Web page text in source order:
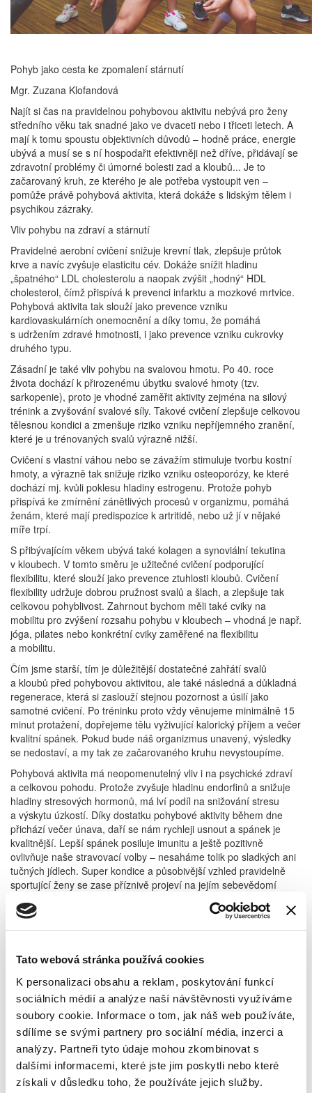
Tato webová stránka používá cookies
K personalizaci obsahu a reklam, poskytování funkcí
sociálních médií a analýze naší návštěvnosti využíváme
soubory cookie. Informace o tom, jak náš web používáte,
sdílíme se svými partnery pro sociální média, inzerci a
analýzy. Partneři tyto údaje mohou zkombinovat s
dalšími informacemi, které jste jim poskytli nebo které
získali v důsledku toho, že používáte jejich služby.
Pohyb jako cesta ke zpomalení stárnutí
Mgr. Zuzana Klofandová
Najít si čas na pravidelnou pohybovou aktivitu nebývá pro ženy
středního věku tak snadné jako ve dvaceti nebo i třiceti letech. A
mají k tomu spoustu objektivních důvodů – hodně práce, energie
ubývá a musí se s ní hospodařit efektivněji než dříve, přidávají se
zdravotní problémy či úmorné bolesti zad a kloubů... Je to
začarovaný kruh, ze kterého je ale potřeba vystoupit ven –
pomůže právě pohybová aktivita, která dokáže s lidským tělem i
psychikou zázraky.
Vliv pohybu na zdraví a stárnutí
Pravidelné aerobní cvičení snižuje krevní tlak, zlepšuje průtok
krve a navíc zvyšuje elasticitu cév. Dokáže snížit hladinu
„špatného“ LDL cholesterolu a naopak zvýšit „hodný“ HDL
cholesterol, čímž přispívá k prevenci infarktu a mozkové mrtvice.
Pohybová aktivita tak slouží jako prevence vzniku
kardiovaskulárních onemocnění a díky tomu, že pomáhá
s udržením zdravé hmotnosti, i jako prevence vzniku cukrovky
druhého typu.
Zásadní je také vliv pohybu na svalovou hmotu. Po 40. roce
života dochází k přirozenému úbytku svalové hmoty (tzv.
sarkopenie), proto je vhodné zaměřit aktivity zejména na silový
trénink a zvyšování svalové síly. Takové cvičení zlepšuje celkovou
tělesnou kondici a zmenšuje riziko vzniku nepříjemného zranění,
které je u trénovaných svalů výrazně nižší.
Cvičení s vlastní váhou nebo se závažím stimuluje tvorbu kostní
hmoty, a výrazně tak snižuje riziko vzniku osteoporózy, ke které
dochází mj. kvůli poklesu hladiny estrogenu. Protože pohyb
přispívá ke zmírnění zánětlivých procesů v organizmu, pomáhá
ženám, které mají predispozice k artritidě, nebo už jí v nějaké
míře trpí.
S přibývajícím věkem ubývá také kolagen a synoviální tekutina
v kloubech. V tomto směru je užitečné cvičení podporující
flexibilitu, které slouží jako prevence ztuhlosti kloubů. Cvičení
flexibility udržuje dobrou pružnost svalů a šlach, a zlepšuje tak
celkovou pohyblivost. Zahrnout bychom měli také cviky na
mobilitu pro zvýšení rozsahu pohybu v kloubech – vhodná je např.
jóga, pilates nebo konkrétní cviky zaměřené na flexibilitu
a mobilitu.
Čím jsme starší, tím je důležitější dostatečné zahřátí svalů
a kloubů před pohybovou aktivitou, ale také následná a důkladná
regenerace, která si zaslouží stejnou pozornost a úsilí jako
samotné cvičení. Po tréninku proto vždy věnujeme minimálně 15
minut protažení, dopřejeme tělu vyživující kalorický příjem a večer
kvalitní spánek. Pokud bude náš organizmus unavený, výsledky
se nedostaví, a my tak ze začarovaného kruhu nevystoupíme.
Pohybová aktivita má neopomenutelný vliv i na psychické zdraví
a celkovou pohodu. Protože zvyšuje hladinu endorfinů a snižuje
hladiny stresových hormonů, má lví podíl na snižování stresu
a výskytu úzkostí. Díky dostatku pohybové aktivity během dne
přichází večer únava, daří se nám rychleji usnout a spánek je
kvalitnější. Lepší spánek posiluje imunitu a ještě pozitivně
ovlivňuje naše stravovací volby – nesaháme tolik po sladkých ani
tučných jídlech. Super kondice a působivější vzhled pravidelně
sportující ženy se zase příznivě projeví na jejím sebevědomí
a energii do života. Klíčovou roli hraje pohyb ve zmírnění příznaků
perimenopauzy a menopauzy, jako jsou např. návaly horka nebo
kolísání nálad.
Pro ženy středního věku je ideální kombinace různých typů
cvičení, tj. aerobní cvičení neboli kardio, silové cvičení, trénink
flexibility a mobility a také balanční cvičení, které by mělo být
součástí silového tréninku:
• Jako kardio se hodí chůze, nordic walking, běh, cyklistika,
plavání nebo třeba tanec. Aerobní cvičení zlepšuje srdeční
činnost, spaluje tuky, zvyšuje kapacitu plic a celkově zlepšuje